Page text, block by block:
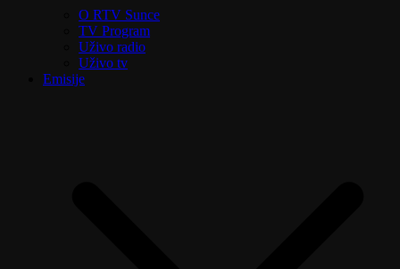
O RTV Sunce
TV Program
Uživo radio
Uživo tv
Emisije